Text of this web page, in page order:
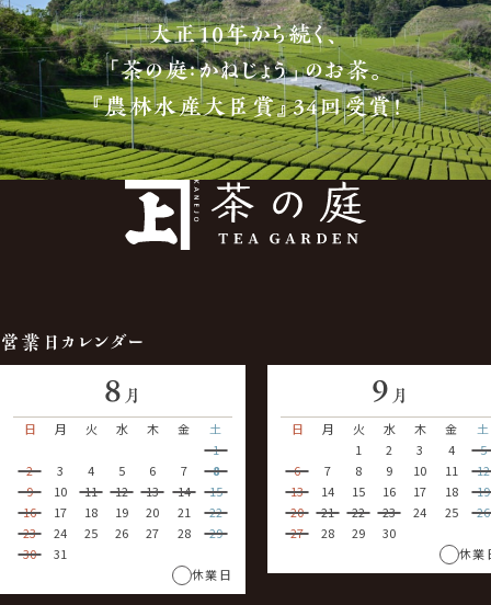
大正10年から続く、
「茶の庭：かねじょう」のお茶。
『農林水産大臣賞』34回受賞！
営業日カレンダー
8 月
日
月 火 水 木 金
土
1
2
3 4 5 6 7
8
9
10 11 12 13 14
15
16
17 18 19 20 21
22
23
24 25 26 27 28
29
30
31
休業日
9 月
日
月 火 水 木 金
土
1
2 3 4
5
6
7 8 9 10 11
12
13
14 15 16 17 18
19
20
21 22 23 24 25
26
27
28 29
30
休業